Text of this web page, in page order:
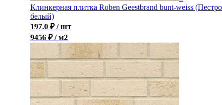
Клинкерная плитка Roben Geestbrand bunt-weiss
белый)
197.0 ₽ / шт
9456 ₽ / м2